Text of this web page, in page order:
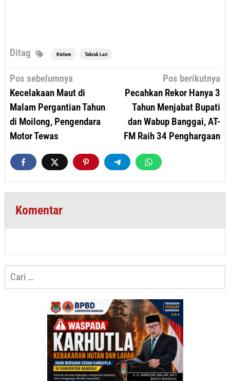
Ditag Kintom Tabrak Lari
Navigasi
Pos sebelumnya
Kecelakaan Maut di
Malam Pergantian Tahun
di Moilong, Pengendara
Motor Tewas
Pos berikutnya
Pecahkan Rekor Hanya 3
Tahun Menjabat Bupati
dan Wabup Banggai, AT-
FM Raih 34 Penghargaan
Komentar
Cari
untuk: